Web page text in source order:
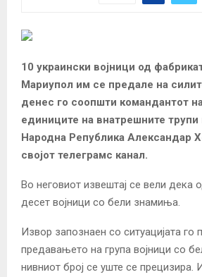
10 украински војници од
Мариупол им се предале на
денес го соопшти командантот
единиците на внатрешните
Народна Република Александар
својот телеграмс канал.
Во неговиот извештај се вели дека
десет војници со бели знамиња.
Извор запознаен со ситуацијата го
предавањето на група војници со
нивниот број се уште се прецизира.